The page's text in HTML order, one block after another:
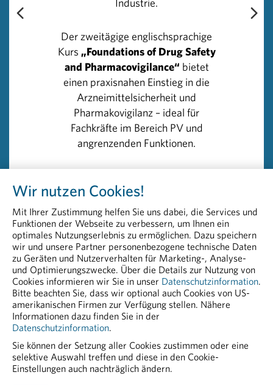
Quellen gänzlich zu verzichten. Wem seine eigene
Gesundheit wichtig ist, sollte Medikamente
ausschließlich in Apotheken oder bei zertifizierten
Online-Apotheken beziehen.“
Einen Überblick über diese zertifizierten und damit
sicheren Versand-Apotheken bietet die Website des
https://www.basg.gv.at/konsumentinnen/arzneimittel-
Rückfragehinweis
Österreichs
Head of Communication & PR
Peter Richter, BA MA MBA
+43 664 8860 5264
peter.richter@pharmig.at
www.pharmig.at
Industrie.
Der zweitägige englischsprachige
Kurs „Foundations of Drug Safety
and Pharmacovigilance“ bietet
einen praxisnahen Einstieg in die
Arzneimittelsicherheit und
Pharmakovigilanz – ideal für
Fachkräfte im Bereich PV und
angrenzenden Funktionen.
Foundations of Drug Safety and
Pharmacovigilance
Wir nutzen Cookies!
Mit Ihrer Zustimmung helfen Sie uns dabei, die Services und
Funktionen der Webseite zu verbessern, um Ihnen ein
optimales Nutzungserlebnis zu ermöglichen. Dazu speichern
wir und unsere Partner personenbezogene technische Daten
zu Geräten und Nutzerverhalten für Marketing-, Analyse-
und Optimierungszwecke. Über die Details zur Nutzung von
Cookies informieren wir Sie in unser Datenschutzinformation.
Bitte beachten Sie, dass wir optional auch Cookies von US-
amerikanischen Firmen zur Verfügung stellen. Nähere
Informationen dazu finden Sie in der
Datenschutzinformation.
Sie können der Setzung aller Cookies zustimmen oder eine
selektive Auswahl treffen und diese in den Cookie-
Einstellungen auch nachträglich ändern.